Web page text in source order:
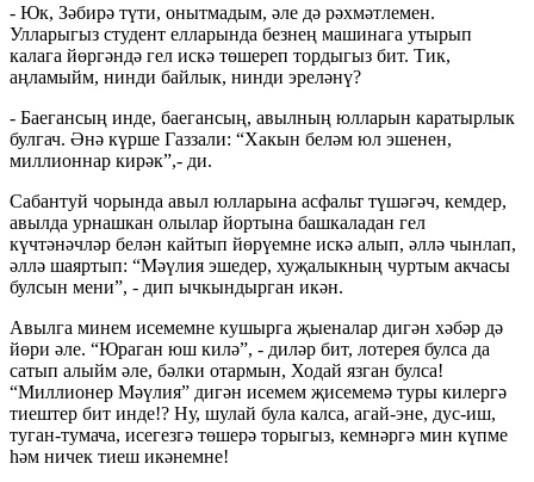
- Юк, Зәбирә түти, онытмадым, әле дә рәхмәтлемен.
Улларыгыз студент елларында безнең машинага утырып
калага йөргәндә гел искә төшереп тордыгыз бит. Тик,
аңламыйм, нинди байлык, нинди эреләнү?
- Баегансың инде, баегансың, авылның юлларын каратырлык
булгач. Әнә күрше Газзали: “Хакын беләм юл эшенен,
миллионнар кирәк”,- ди.
Сабантуй чорында авыл юлларына асфальт түшәгәч, кемдер,
авылда урнашкан олылар йортына башкаладан гел
күчтәнәчләр белән кайтып йөрүемне искә алып, әллә чынлап,
әллә шаяртып: “Мәүлия эшедер, хуҗалыкның чуртым акчасы
булсын мени”, - дип ычкындырган икән.
Авылга минем исемемне кушырга җыеналар дигән хәбәр дә
йөри әле. “Юраган юш килә”, - диләр бит, лотерея булса да
сатып алыйм әле, бәлки отармын, Ходай язган булса!
“Миллионер Мәүлия” дигән исемем җисемемә туры килергә
тиештер бит инде!? Ну, шулай була калса, агай-эне, дус-иш,
туган-тумача, исегезгә төшерә торыгыз, кемнәргә мин күпме
һәм ничек тиеш икәнемне!